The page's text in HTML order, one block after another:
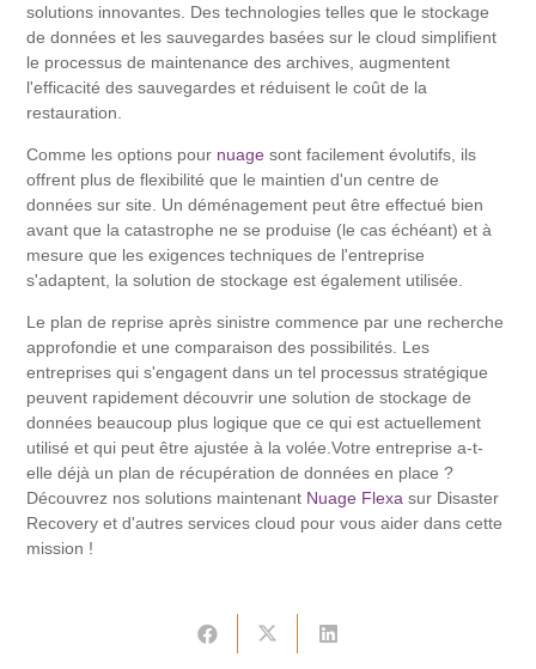
solutions innovantes. Des technologies telles que le stockage
de données et les sauvegardes basées sur le cloud simplifient
le processus de maintenance des archives, augmentent
l'efficacité des sauvegardes et réduisent le coût de la
restauration.
Comme les options pour nuage sont facilement évolutifs, ils
offrent plus de flexibilité que le maintien d'un centre de
données sur site. Un déménagement peut être effectué bien
avant que la catastrophe ne se produise (le cas échéant) et à
mesure que les exigences techniques de l'entreprise
s'adaptent, la solution de stockage est également utilisée.
Le plan de reprise après sinistre commence par une recherche
approfondie et une comparaison des possibilités. Les
entreprises qui s'engagent dans un tel processus stratégique
peuvent rapidement découvrir une solution de stockage de
données beaucoup plus logique que ce qui est actuellement
utilisé et qui peut être ajustée à la volée.Votre entreprise a-t-
elle déjà un plan de récupération de données en place ?
Découvrez nos solutions maintenant Nuage Flexa sur Disaster
Recovery et d'autres services cloud pour vous aider dans cette
mission !